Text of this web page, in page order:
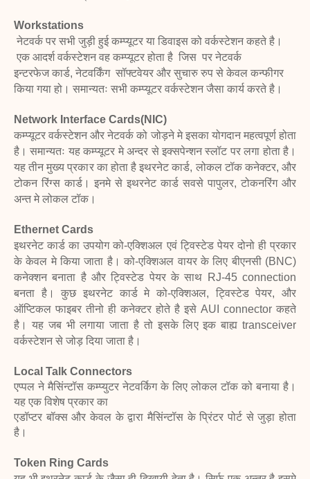
Workstations
नेटवर्क पर सभी जुड़ी हुई कम्प्यूटर या डिवाइस को वर्कस्टेशन कहते है।
एक आदर्श वर्कस्टेशन वह कम्प्यूटर होता है जिस पर नेटवर्क
इन्टरफेजकार्ड, नेटवर्किंग सॉफ्टवेयर और सुचारु रुप से केवल कन्फीगर
किया गया हो। समान्यतः सभी कम्प्यूटर वर्कस्टेशन जैसा कार्य करते है।
Network Interface Cards(NIC)
कम्प्यूटर वर्कस्टेशन और नेटवर्क को जोड़ने मे इसका योगदान महत्वपूर्ण होता
है। समान्यतः यहकम्प्यूटर मे अन्दर से इक्सपेन्शन स्लॉट पर लगा होता है।
यह तीन मुख्य प्रकार का होता है इथरनेटकार्ड, लोकल टॉक कनेक्टर, और
टोकन रिंग्स कार्ड। इनमे से इथरनेट कार्ड सवसे पापुलर, टोकनरिंग और
अन्त मे लोकल टॉक।
Ethernet Cards
इथरनेट कार्ड का उपयोग को-एक्शिअल एवं ट्विस्टेड पेयर दोनो ही प्रकार
के केवल मे किया जाता है।को-एक्शिअल वायर के लिए बीएनसी (BNC)
कनेक्शन बनाता है और ट्विस्टेड पेयर के साथ RJ-45 connection
बनता है। कुछ इथरनेट कार्ड मे को-एक्शिअल, ट्विस्टेड पेयर, और
ऑप्टिकल फाइबर तीनो ही कनेक्टर होते है इसे AUI connector कहते
है। यह जब भी लगाया जाता है तो इसके लिएइक बाह्य transceiver
वर्कस्टेशन से जोड़ दिया जाता है।
Local Talk Connectors
एप्पल ने मैसिंन्टॉस कम्प्युटर नेटवर्किग के लिए लोकल टॉक को बनाया है।
यह एक विशेष प्रकार का
एडॉप्टर बॉक्स और केवल के द्वारा मैसिंन्टॉस के प्रिंटर पोर्ट से जुड़ा होता
है।
Token Ring Cards